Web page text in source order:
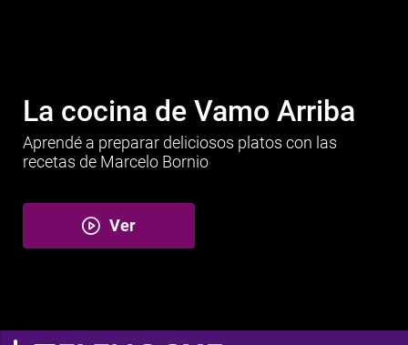
La cocina de Vamo Arriba
Aprendé a preparar deliciosos platos con las
recetas de Marcelo Bornio
Ver